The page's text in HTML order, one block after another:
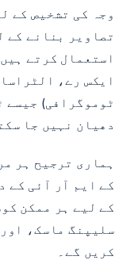
وجہ کی تشخیص کے
تصاویر بنانے کے
استعمال کرتے
ایکس رے،
ٹوموگرافی) جیسے
دھیان نہیں جا
ہماری ترجیح ہر
کے ایم آر آئی کے
کے لیے ہر ممکن
سلیپنگ ماسک،
کریں گے۔